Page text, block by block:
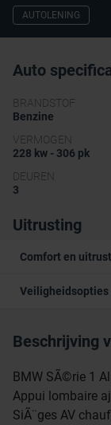
AUTOLENING
Auto
BRANDSTOF
Benzine
VERMOGEN
228 kw - 306 pk
DEUREN
3
Uitrusting
Comfort en
Veiligheidsopties
Beschrijving
BMW SÃ©rie 1
Appui lombaire
SiÃ¨ges AV